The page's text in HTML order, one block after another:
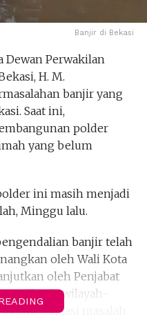
Banjir di Bekasi
Dewan Perwakilan
H. M.
banjir yang
Saat ini,
polder
yang belum
ini masih menjadi
Minggu lalu.
banjir telah
oleh Wali Kota
oleh Penjabat
ada wilayah-
teratasi masalah